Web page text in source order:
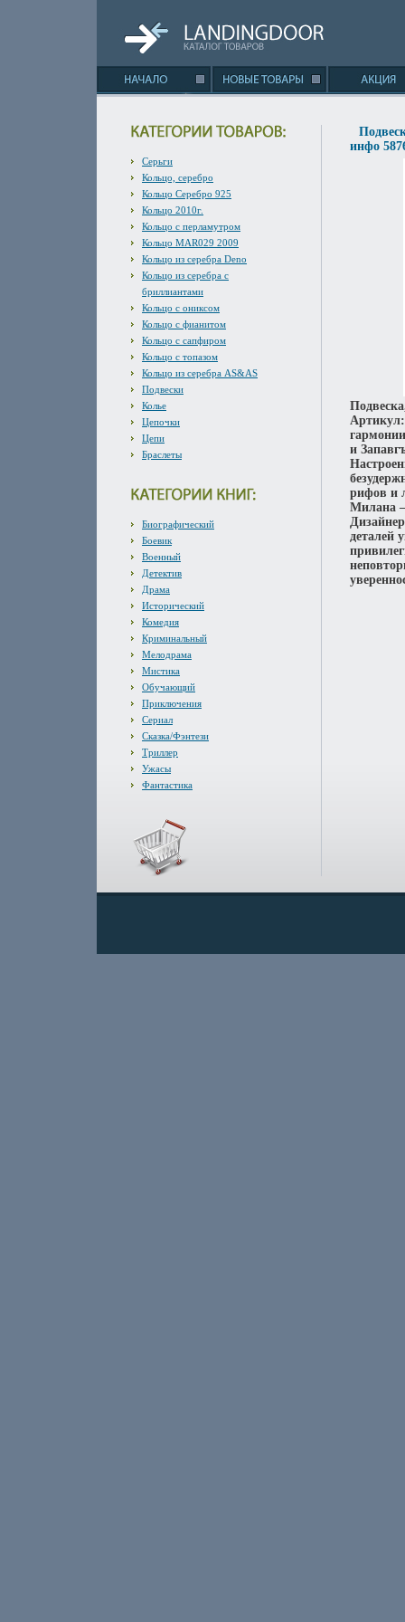
Серьги
Кольцо, серебро
Кольцо Серебро 925
Кольцо 2010г.
Кольцо с перламутром
Кольцо MAR029 2009
Кольцо из серебра Deno
Кольцо из серебра с
бриллиантами
Кольцо с ониксом
Кольцо с фианитом
Кольцо с сапфиром
Кольцо с топазом
Кольцо из серебра AS&AS
Подвески
Колье
Цепочки
Цепи
Браслеты
Биографический
Боевик
Военный
Детектив
Драма
Исторический
Комедия
Криминальный
Мелодрама
Мистика
Обучающий
Приключения
Сериал
Сказка/Фэнтези
Триллер
Ужасы
Фантастика
инфо
Артикул:
и
рифов и
Милана
деталей